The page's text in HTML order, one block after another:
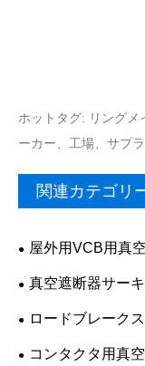
ホットタグ: リングメ
ーカー、工場、サプ
関連カテゴリ
屋外用VCB用真
真空遮断器サー
ロードブレーク
コンタクタ用真